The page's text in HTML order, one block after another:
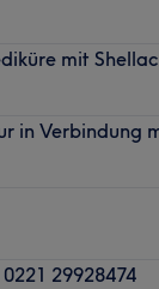
mit Shellac
in Verbindung
29928474